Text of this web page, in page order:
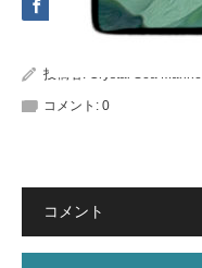
投稿者: Crystal Sea Marine
コメント: 0
コメント